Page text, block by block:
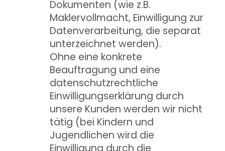
Dokumenten (wie z.B.
Maklervollmacht, Einwilligung zur
Datenverarbeitung, die separat
unterzeichnet werden).
Ohne eine konkrete
Beauftragung und eine
datenschutzrechtliche
Einwilligungserklärung durch
unsere Kunden werden wir nicht
tätig (bei Kindern und
Jugendlichen wird die
Einwilligung durch die